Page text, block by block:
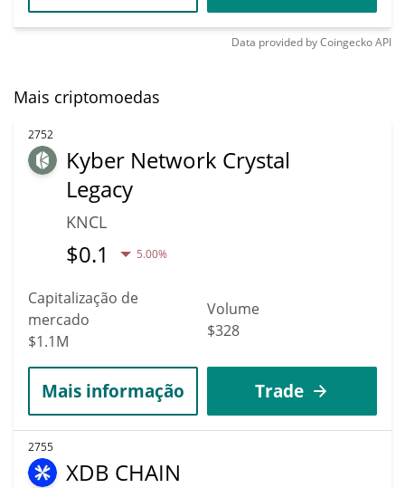
Data provided byCoingeckoAPI
Mais criptomoedas
2752
Kyber Network Crystal
Legacy
KNCL
$0.1 5.00%
Capitalização de
mercado
$1.1M
Volume
$328
Mais informação Trade
2755
XDB CHAIN